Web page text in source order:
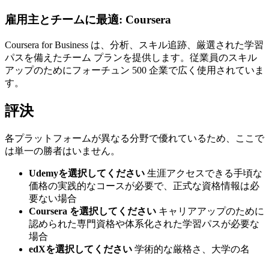
雇用主とチームに最適: Coursera
Coursera for Business は、分析、スキル追跡、厳選された学習
パスを備えたチーム プランを提供します。従業員のスキル
アップのためにフォーチュン 500 企業で広く使用されていま
す。
評決
各プラットフォームが異なる分野で優れているため、ここで
は単一の勝者はいません。
Udemyを選択してください 生涯アクセスできる手頃な
価格の実践的なコースが必要で、正式な資格情報は必
要ない場合
Coursera を選択してください キャリアアップのために
認められた専門資格や体系化された学習パスが必要な
場合
edXを選択してください 学術的な厳格さ、大学の名